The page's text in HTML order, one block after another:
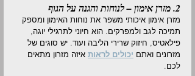
2. מזרן אימון – לנוחות והגנה על הגוף
מזרן אימון איכותי משפר את נוחות האימון ומספק
תמיכה לגב ולמפרקים. הוא חיוני לתרגילי יוגה,
פילאטיס, חיזוק שרירי הליבה ועוד. יש סוגים של
מזרונים ואתם יכולים לראות איזה מזרון מתאים
לכם.